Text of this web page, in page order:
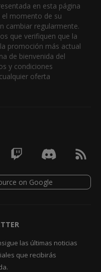
en esta página
el momento de su
cambiar regularmente.
que verifiquen que la
promoción más actual
de bienvenida del
y condiciones
oferta
las últimas noticias
que recibirás